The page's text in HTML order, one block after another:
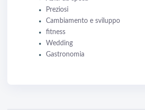
Preziosi
Cambiamento e sviluppo
fitness
Wedding
Gastronomia